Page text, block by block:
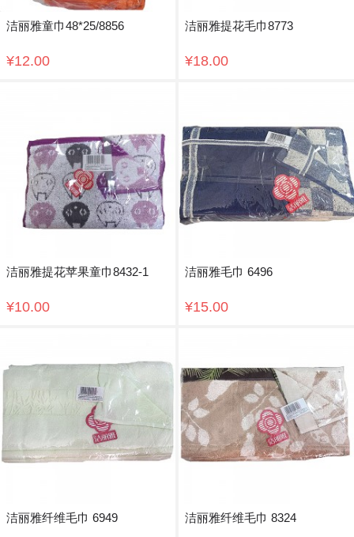
洁丽雅童巾48*25/8856
¥12.00
洁丽雅提花毛巾8773
¥18.00
洁丽雅提花苹果童巾8432-1
¥10.00
洁丽雅毛巾 6496
¥15.00
洁丽雅纤维毛巾 6949 洁丽雅纤维毛巾 8324